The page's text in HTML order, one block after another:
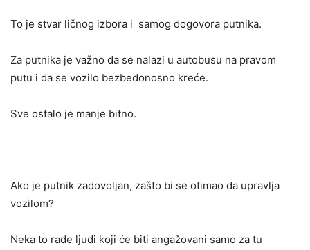
To je stvar ličnog izbora i samog dogovora putnika.
Za putnika je važno da se nalazi u autobusu na pravom
putu i da se vozilo bezbedonosno kreće.
Sve ostalo je manje bitno.
Ako je putnik zadovoljan, zašto bi se otimao da upravlja
vozilom?
Neka to rade ljudi koji će biti angažovani samo za tu